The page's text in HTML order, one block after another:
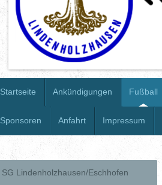
Startseite Ankündigungen Fußball
Sponsoren Anfahrt Impressum
SG Lindenholzhausen/Eschhofen